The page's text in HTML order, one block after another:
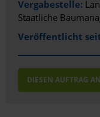
Niedersachsen
Vergabestelle:
Staatliche
Veröffentlicht
DIESEN AUFTRAG